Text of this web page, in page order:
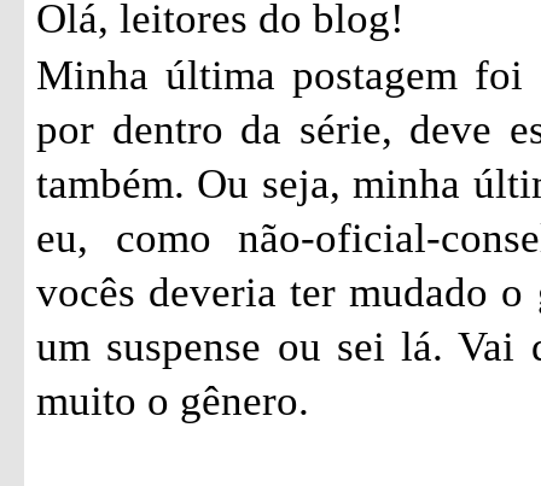
Olá, leitores do blog!
Minha última postagem
por dentro da série, deve
também. Ou seja, minha
eu, como não-oficial-
vocês deveria ter mudado o
um suspense ou sei lá. Vai
muito o gênero.